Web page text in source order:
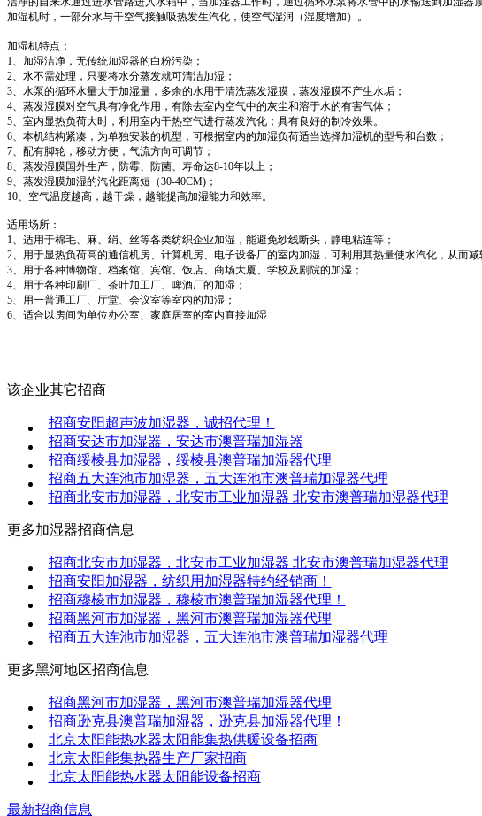
加湿机时，一部分水与干空气接触吸热发生汽化，使空气湿润（湿度增加）。
加湿机特点：
1、加湿洁净，无传统加湿器的白粉污染；
2、水不需处理，只要将水分蒸发就可清洁加湿；
3、水泵的循环水量大于加湿量，多余的水用于清洗蒸发湿膜，蒸发湿膜不产生水垢；
4、蒸发湿膜对空气具有净化作用，有除去室内空气中的灰尘和溶于水的有害气体；
5、室内显热负荷大时，利用室内干热空气进行蒸发汽化；具有良好的制冷效果。
6、本机结构紧凑，为单独安装的机型，可根据室内的加湿负荷适当选择加湿机的型号和台数；
7、配有脚轮，移动方便，气流方向可调节；
8、蒸发湿膜国外生产，防霉、防菌、寿命达8-10年以上；
9、蒸发湿膜加湿的汽化距离短（30-40CM)；
10、空气温度越高，越干燥，越能提高加湿能力和效率。
适用场所：
1、适用于棉毛、麻、绢、丝等各类纺织企业加湿，能避免纱线断头，静电粘连等；
2、用于显热负荷高的通信机房、计算机房、电子设备厂的室内加湿，可利用其热量使水汽化，从而减
3、用于各种博物馆、档案馆、宾馆、饭店、商场大厦、学校及剧院的加湿；
4、用于各种印刷厂、茶叶加工厂、啤酒厂的加湿；
5、用一普通工厂、厅堂、会议室等室内的加湿；
6、适合以房间为单位办公室、家庭居室的室内直接加湿
该企业其它招商
招商安阳超声波加湿器，诚招代理！
招商安达市加湿器，安达市澳普瑞加湿器
招商绥棱县加湿器，绥棱县澳普瑞加湿器代理
招商五大连池市加湿器，五大连池市澳普瑞加湿器代理
招商北安市加湿器，北安市工业加湿器 北安市澳普瑞加湿器代理
更多加湿器招商信息
招商北安市加湿器，北安市工业加湿器 北安市澳普瑞加湿器代理
招商安阳加湿器，纺织用加湿器特约经销商！
招商穆棱市加湿器，穆棱市澳普瑞加湿器代理！
招商黑河市加湿器，黑河市澳普瑞加湿器代理
招商五大连池市加湿器，五大连池市澳普瑞加湿器代理
更多黑河地区招商信息
招商黑河市加湿器，黑河市澳普瑞加湿器代理
招商逊克县澳普瑞加湿器，逊克县加湿器代理！
北京太阳能热水器太阳能集热供暖设备招商
北京太阳能集热器生产厂家招商
北京太阳能热水器太阳能设备招商
最新招商信息